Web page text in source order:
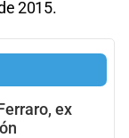
2015.
ex